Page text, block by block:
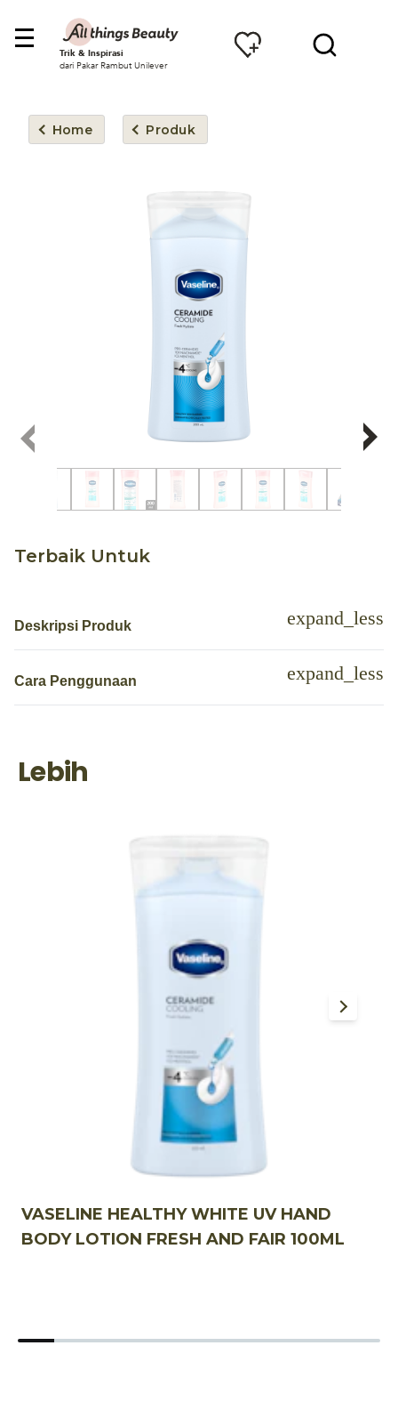
Trik & Inspirasi
dari Pakar Rambut Unilever
Home Produk
Terbaik Untuk
Deskripsi Produk
Cara Penggunaan
Lebih
VASELINE HEALTHY WHITE UV HAND
BODY LOTION FRESH AND FAIR 100ML